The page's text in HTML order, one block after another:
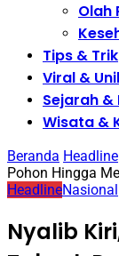
Olah
Tips & Trik
Viral &
Sejarah &
Wisata &
Beranda Headline
Pohon Hingga
HeadlineNasional
Nyalib